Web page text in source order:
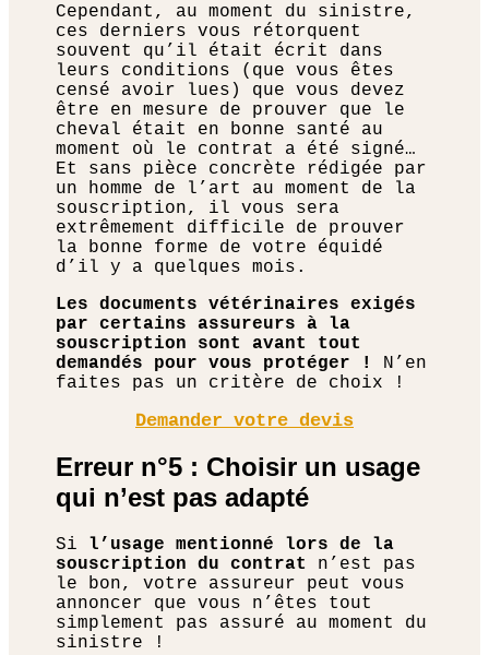
Cependant, au moment du sinistre,
ces derniers vous rétorquent
souvent qu’il était écrit dans
leurs conditions (que vous êtes
censé avoir lues) que vous devez
être en mesure de prouver que le
cheval était en bonne santé au
moment où le contrat a été signé…
Et sans pièce concrète rédigée par
un homme de l’art au moment de la
souscription, il vous sera
extrêmement difficile de prouver
la bonne forme de votre équidé
d’il y a quelques mois.
Les documents vétérinaires exigés
par certains assureurs à la
souscription sont avant tout
demandés pour vous protéger !
N’en
faites pas un critère de choix !
Demander votre devis
Erreur n°5 : Choisir un usage
qui n’est pas adapté
Si
l’usage mentionné lors de la
souscription du contrat
n’est pas
le bon, votre assureur peut vous
annoncer que vous n’êtes tout
simplement pas assuré au moment du
sinistre !